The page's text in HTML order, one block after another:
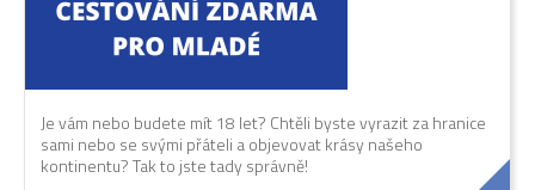
Je vám nebo budete mít 18 let? Chtěli byste vyrazit za hranice
sami nebo se svými přáteli a objevovat krásy našeho
kontinentu? Tak to jste tady správně!